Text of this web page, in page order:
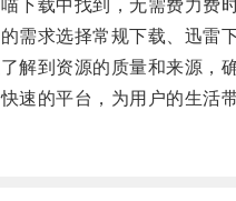
载中找到，无需费力费时
求选择常规下载、迅雷下
到资源的质量和来源，确
的平台，为用户的生活带